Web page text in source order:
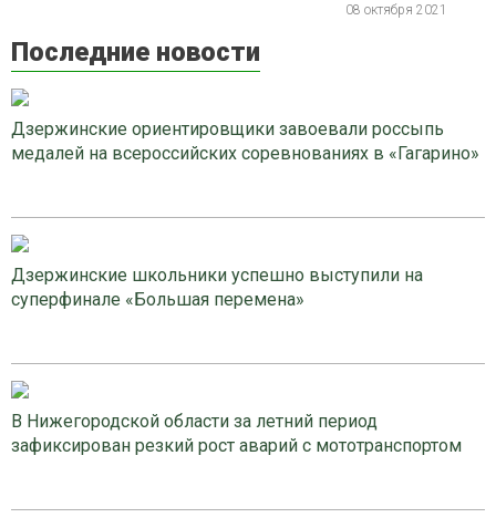
08 октября 2021
Последние новости
Дзержинские ориентировщики завоевали россыпь
медалей на всероссийских соревнованиях в «Гагарино»
Дзержинские школьники успешно выступили на
суперфинале «Большая перемена»
В Нижегородской области за летний период
зафиксирован резкий рост аварий с мототранспортом